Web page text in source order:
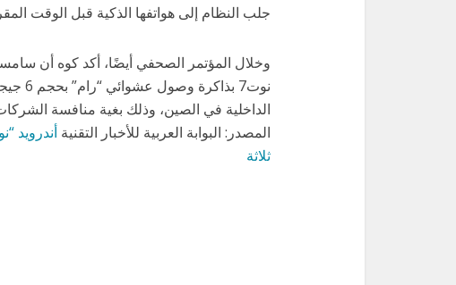
جلب النظام إلى هواتفها الذكية قبل الوقت
وخلال المؤتمر الصحفي أيضًا، أكد كوه أن
الداخلية في الصين، وذلك بغية منافسة
المصدر: البوابة العربية للأخبار التقنية
ثلاثة